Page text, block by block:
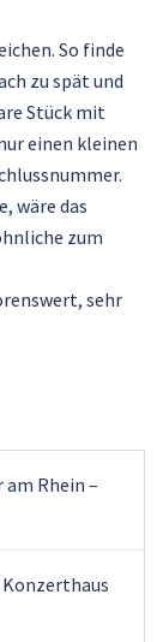
So finde
zu spät und
Stück mit
einen kleinen
wäre das
zum
sehr
am Rhein –
Konzerthaus